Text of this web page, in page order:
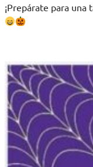
¡Prepárate para una